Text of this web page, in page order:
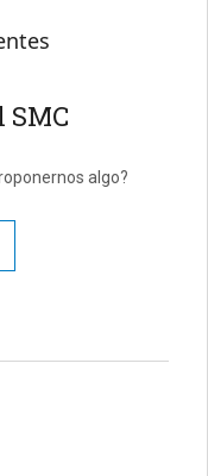
SMC
algo?